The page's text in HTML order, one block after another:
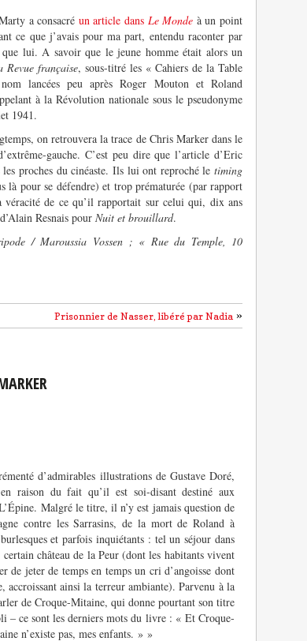
a consacré un article dans Le Monde à un point
ce que j’avais pour ma part, entendu raconter par
lui. A savoir que le jeune homme était alors un
Revue française, sous-titré les « Cahiers de la Table
lancées peu après Roger Mouton et Roland
à la Révolution nationale sous le pseudonyme
1941.
on retrouvera la trace de Chris Marker dans le
gauche. C’est peu dire que l’article d’Eric
proches du cinéaste. Ils lui ont reproché le timing
pour se défendre) et trop prématurée (par rapport
de ce qu’il rapportait sur celui qui, dix ans
Resnais pour Nuit et brouillard.
/ Maroussia Vossen ; « Rue du Temple, 10
Prisonnier de Nasser, libéré par Nadia »
d’admirables illustrations de Gustave Doré,
raison du fait qu’il est soi-disant destiné aux
Malgré le titre, il n’y est jamais question de
contre les Sarrasins, de la mort de Roland à
et parfois inquiétants : tel un séjour dans
château de la Peur (dont les habitants vivent
de jeter de temps en temps un cri d’angoisse dont
accroissant ainsi la terreur ambiante). Parvenu à la
de Croque-Mitaine, qui donne pourtant son titre
– ce sont les derniers mots du livre : « Et Croque-
n’existe pas, mes enfants. » »